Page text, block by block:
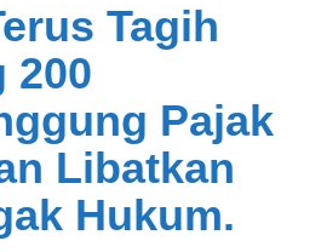
Tagih
200
Pajak
Libatkan
Hukum.